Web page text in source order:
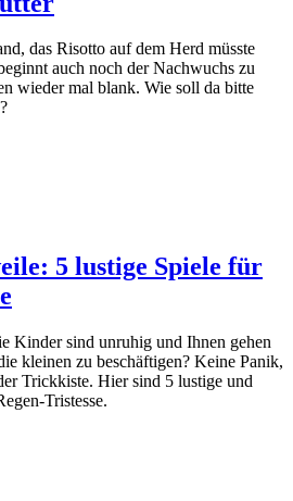
das Risotto auf dem Herd müsste
auch noch der Nachwuchs zu
wieder mal blank. Wie soll da bitte
5 lustige Spiele für
Kinder sind unruhig und Ihnen gehen
kleinen zu beschäftigen? Keine Panik,
Trickkiste. Hier sind 5 lustige und
Tristesse.